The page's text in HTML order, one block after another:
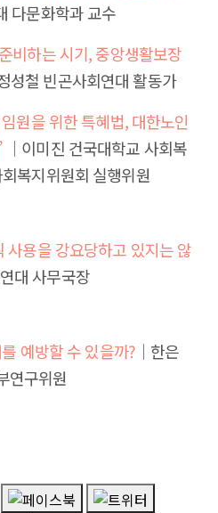
다문화학과 교수
비하는 시기, 중앙생활보장
철 빈곤사회연대 활동가
원을 위한 특혜법, 대한노인
│이미진 건국대학교 사회복
복지위원회 실행위원
사용을 강요당하고 있지는 않
대 사무국장
예방할 수 있을까? │한은
연구위원